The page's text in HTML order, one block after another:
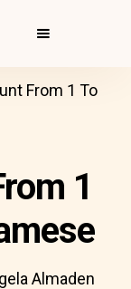
From 1 To
1
Almaden